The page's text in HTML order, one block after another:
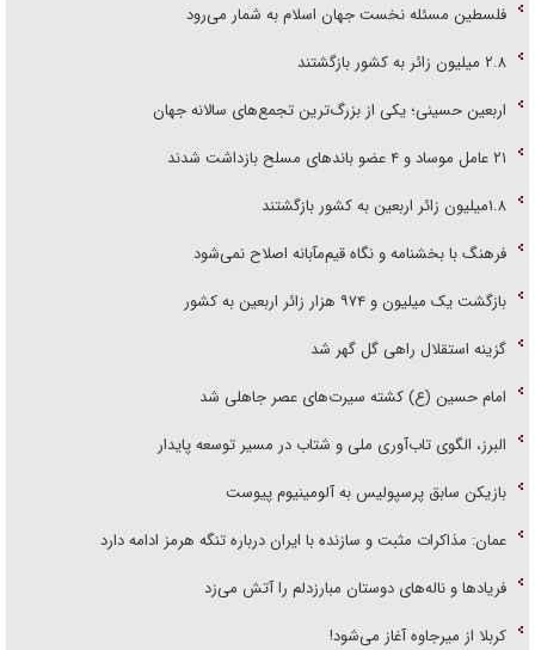
فلسطین مسئله نخست جهان اسلام به شمار می‌رود
۲.۸ میلیون زائر به کشور بازگشتند
اربعین حسینی؛ یکی از بزرگ‌ترین تجمع‌های سالانه جهان
۲۱ عامل موساد و ۴ عضو باند‌های مسلح بازداشت شدند
۱.۸میلیون زائر اربعین به کشور بازگشتند
فرهنگ با بخشنامه و نگاه قیم‌مآبانه اصلاح نمی‌شود
بازگشت یک میلیون و ۹۷۴ هزار زائر اربعین به کشور
گزینه استقلال راهی گل گهر شد
امام حسین (ع) کشته سیرت‌های عصر جاهلی شد
البرز، الگوی تاب‌آوری ملی و شتاب در مسیر توسعه پایدار
بازیکن سابق پرسپولیس به آلومینیوم پیوست
عمان: مذاکرات مثبت و سازنده با ایران درباره تنگه هرمز ادامه دارد
فریاد‌ها و ناله‌های دوستان مبارزدلم را آتش می‌زد
کربلا از میرجاوه آغاز می‌شود!